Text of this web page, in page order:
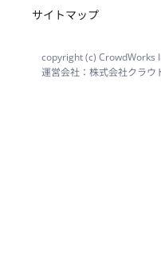
サイトマップ
copyright (c) CrowdWorks
運営会社：株式会社クラウ